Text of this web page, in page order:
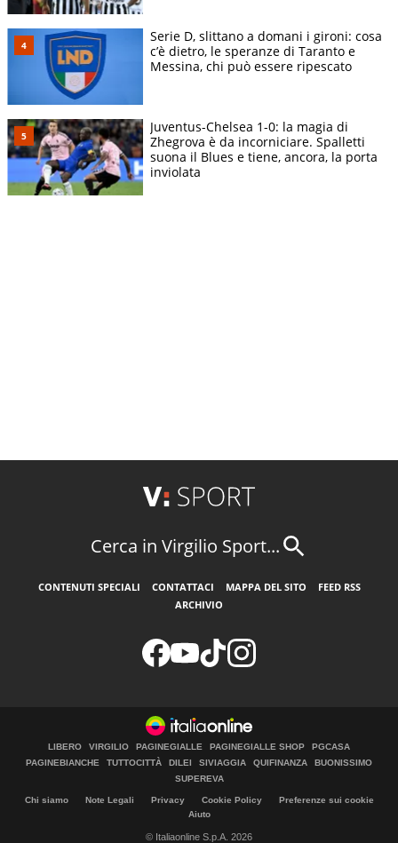
Serie D, slittano a domani i gironi: cosa
c’è dietro, le speranze di Taranto e
Messina, chi può essere ripescato
Juventus-Chelsea 1-0: la magia di
Zhegrova è da incorniciare. Spalletti
suona il Blues e tiene, ancora, la porta
inviolata
Cerca in Virgilio Sport...
CONTENUTI SPECIALI CONTATTACI MAPPA DEL SITO
FEED RSS
ARCHIVIO
LIBERO VIRGILIO PAGINEGIALLE PAGINEGIALLE SHOP
PGCASA
PAGINEBIANCHE
TUTTOCITTÀ DILEI SIVIAGGIA QUIFINANZA
BUONISSIMO
SUPEREVA
Chi siamo Note Legali Privacy Cookie Policy
Preferenze sui cookie
Aiuto
© Italiaonline S.p.A. 2026